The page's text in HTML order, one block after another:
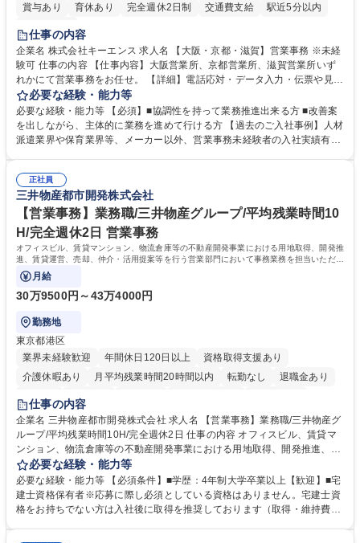
賞与あり 育休あり 完全週休2日制 交通費支給
駅近5分以内
土日祝休み
仕事の内容
企業名 株式会社キーエンス 求人名 【大阪・京都・滋賀】営業事務 ※未経
験可 仕事の内容 【仕事内容】大阪営業所、京都営業所、滋賀営業所いず
れかにて営業事務をお任せ。 【詳細】電話応対・データ入力・伝票や見積
の作成・カタログ送付・来客対応・営業所内で発生する事務業務や業務改
善をお任せ。 【教育制度】ご入社後、育成担当とペアになりながらOJTに
て業務を覚えていただくことが可能です。業務システムがきちんと構築さ
れているため、スムーズに仕事に慣れることができる環境です。また、
募集職種 【大阪・京都・滋賀】営業事務 ※未経験可
必要な経験・能力等
必要な経験・能力等 【必須】■協調性を持って業務推進出来る方 ■改善案
を出しながら、主体的に業務を進めて行ける方 【過去のご入社事例】人材
派遣業界や保育業界等、メーカー以外、営業事務未経験者の入社実績有
えて、お客様や社員の状況に合わせ、能動的なサポート、改善の動きも期
待され。組織を支えるスペシャリストとして、チームに貢献し、結果的に
社員から頼られる存在になることができます。平均19:30の退勤以降の業
務の持ち帰りも禁止されており、メリハリのある働き方となります。 学
歴・資格 学歴：大学院 大学 高専 短大 語学力： 資格：
正社員
三井物産都市開発株式会社
【営業事務】業務職/三井物産グループ/平均残業時間10
H/完全週休2日 営業事務
オフィスビル、賃貸マンション、物流倉庫等の不動産開発事業における用地取得、開発推
進、賃貸運営、売却、仲介・活用提案等を行う営業部門において事務業務を担当いただき
ます。
月給
30万9500円～43万4000円
勤務地
東京都港区
業界未経験歓迎
年間休日120日以上
資格取得支援あり
介護休暇あり
月平均残業時間20時間以内 転勤なし
退職金あり
在宅OK
賞与あり
駅近5分以内
土日祝休み 寮・社宅あり
仕事の内容
企業名 三井物産都市開発株式会社 求人名 【営業事務】業務職/三井物産グ
ループ/平均残業時間10H/完全週休2日 仕事の内容 オフィスビル、賃貸マ
ンション、物流倉庫等の不動産開発事業における用地取得、開発推進、賃
貸運営、売却、仲介・活用提案等を行う営業部門において事務業務を担当
いただきます。 【詳細】・契約書管理、契約書製本、捺印対応、ファイリ
ング、登記簿取得、調書取得・支払業務（各種費用支払、支払管理、請
求・支払データ登録、取引先マスター申請対応）・予算作成及び予実管
必要な経験・能力等
必要な経験・能力等 【必須条件】■学歴：4年制大学卒業以上【歓迎】■宅
建士資格保有者※応募に際し必須としている資格はありません。宅建士資
格をお持ちでない方は入社後に取得を推奨しております（取得・維持費用